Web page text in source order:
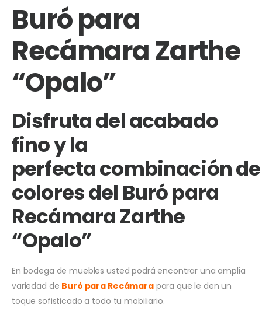
Buró para
Recámara Zarthe
“Opalo”
Disfruta del acabado
fino y la
perfecta combinación de
colores del Buró para
Recámara Zarthe
“Opalo”
En bodega de muebles usted podrá encontrar una amplia
variedad de Buró para Recámarapara que le den un
toque sofisticado a todo tu mobiliario.